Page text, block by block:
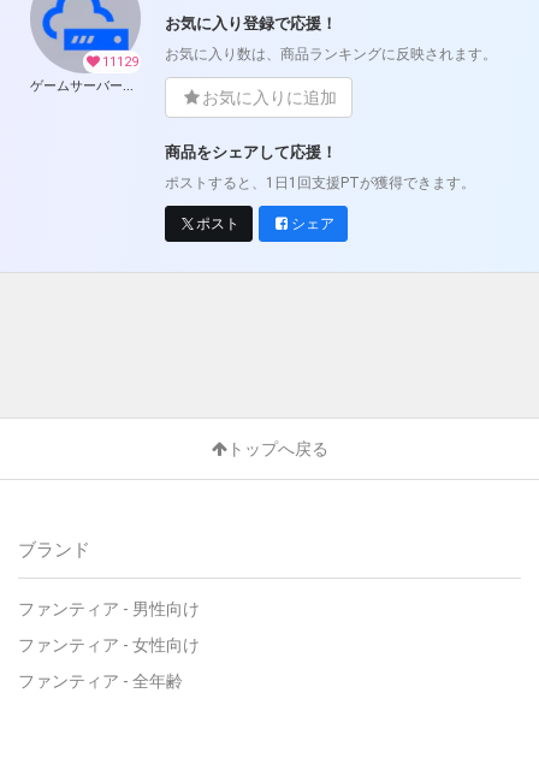
11129
ゲームサーバー公開ツール の開発支援
お気に入り登録で応援！
お気に入り数は、商品ランキングに反映されます。
お気に入りに追加
商品をシェアして応援！
ポストすると、1日1回支援PTが獲得できます。
ポスト シェア
トップへ戻る
ブランド
ファンティア - 男性向け
ファンティア - 女性向け
ファンティア - 全年齢